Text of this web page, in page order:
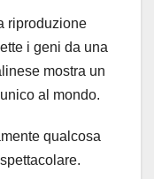
riproduzione
i geni da una
mostra un
al mondo.
qualcosa